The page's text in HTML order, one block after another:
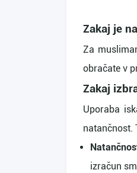
Zakaj je
Za
obračate v
Zakaj
Uporaba
natančnost.
izračun